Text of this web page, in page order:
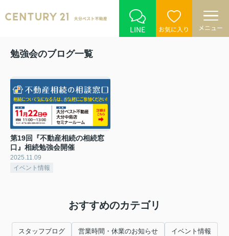
LINE お気に入り メニュー
勉強会のブログ一覧
第19回『不動産相続の相続窓
口』相続勉強会開催
2025.11.09
イベント情報
おすすめのカテゴリ
スタッフブログ 営業時間・休業のお知らせ イベント情報